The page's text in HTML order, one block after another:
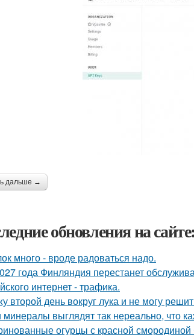
дальше →
обновления на сайте:
много - вроде радоваться надо.
года Финляндия перестанет
интернет - трафика.
второй день вокруг лука и не могу
минералы выглядят так нереально, что
огурцы с красной смородиной